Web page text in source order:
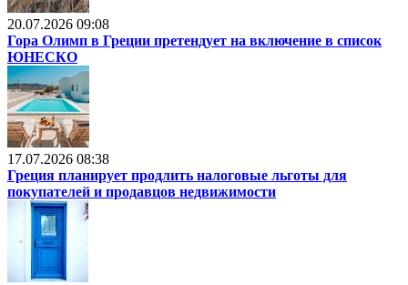
20.07.2026 09:08
Гора Олимп в Греции претендует на включение в список
ЮНЕСКО
17.07.2026 08:38
Греция планирует продлить налоговые льготы для
покупателей и продавцов недвижимости